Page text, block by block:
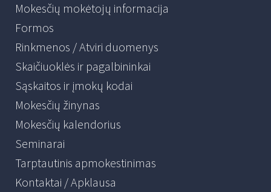
Mokesčių mokėtojų informacija
Formos
Rinkmenos / Atviri duomenys
Skaičiuoklės ir pagalbininkai
Sąskaitos ir įmokų kodai
Mokesčių žinynas
Mokesčių kalendorius
Seminarai
Tarptautinis apmokestinimas
Kontaktai / Apklausa